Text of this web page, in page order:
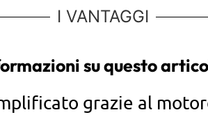
I VANTAGGI
su questo
grazie al